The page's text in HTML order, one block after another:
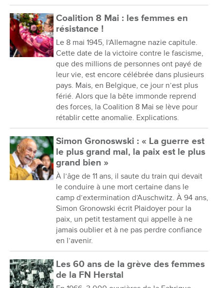
Coalition 8 Mai : les femmes en
résistance !
Le 8 mai 1945, l’Allemagne nazie capitule.
Cette date de la victoire contre le fascisme,
que des millions de personnes ont payé de
leur vie, est encore célébrée dans plusieurs
pays. Mais, en Belgique, ce jour n’est plus
férié. Alors que la bête immonde reprend
des forces, la Coalition 8 Mai se lève pour
rétablir cette anomalie. Explications.
Simon Gronoswski : « La guerre est
le plus grand mal, la paix est le plus
grand bien »
À l’âge de 11 ans, il saute du train qui devait
le conduire à une mort certaine dans le
camp d’extermination d’Auschwitz. À 94 ans,
Simon Gronowski écrit Plaidoyer pour la
paix, un petit testament qui appelle à ne
jamais oublier et à ne pas perdre confiance
en l’avenir.
Les 60 ans de la grève des femmes
de la FN Herstal